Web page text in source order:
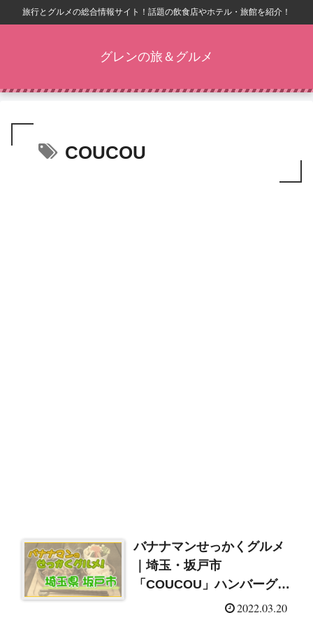
旅行とグルメの総合情報サイト！話題の飲食店やホテル・旅館を紹介！
グレンの旅＆グルメ
COUCOU
バナナマンせっかくグルメ
｜埼玉・坂戸市
「COUCOU」ハンバーグ｜
是非ともせっかくグルメ
2022.03.20